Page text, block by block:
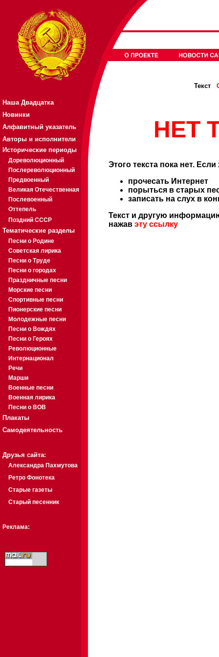
Наша Двадцатка
Новинки
Алфавитный указатель
Авторы и исполнители
Исторические периоды
Дореволюционный
Послереволюционный
Предвоенный
Великая Отечественная
Послевоенный
Оттепель
Поздний СССР
Тематические разделы
Песни о Родине
Советская лирика
Песни о Труде
Песни о городах
Праздничные песни
Морские песни
Спортивные песни
Пионерские песни
Молодежные песни
Песни о Вождях
Песни о Героях
Революционные
Интернационал
Речи
Марши
Военные песни
Военная лирика
Песни о ВОВ
Плакаты
Самодеятельность
Друзья сайта:
Александра Пахмутова
Ретро Фонотека
Старые газеты
Старый песенник
Реклама:
Текст
НЕТ
Этого текста пока нет.
прочесать Интернет
порыться в старых
записать на слух в
Текст и другую
нажав эту ссылку